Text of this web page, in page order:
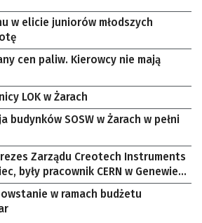
w elicie juniorów młodszych
cen paliw. Kierowcy nie mają
LOK w Żarach
budynków SOSW w Żarach w pełni
Zarządu Creotech Instruments
akademicki, doktor
koordynator Rady
Przemysłu Lotniczo-
w ramach budżetu